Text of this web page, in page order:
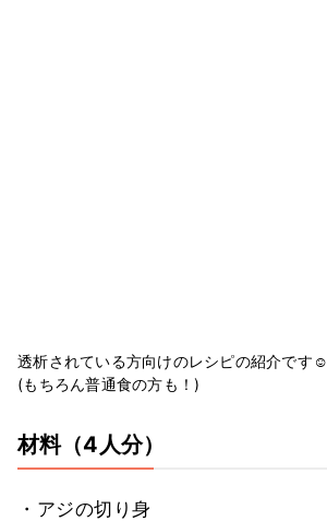
透析されている方向けのレシピの紹介です☺︎
(もちろん普通食の方も！)
材料（4人分）
・アジの切り身